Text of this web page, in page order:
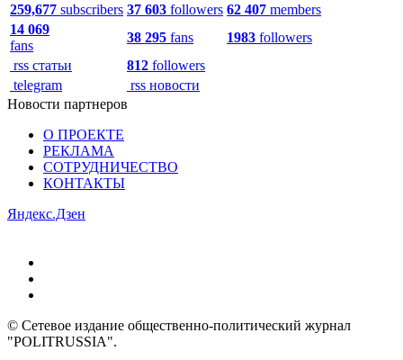
259,677 subscribers 37 603 followers 62 407 members
14 069
fans
38 295 fans 1983 followers
rss статьи
812 followers
telegram
rss новости
Новости партнеров
О ПРОЕКТЕ
РЕКЛАМА
СОТРУДНИЧЕСТВО
КОНТАКТЫ
Яндекс.Дзен
© Сетевое издание общественно-политический журнал
"POLITRUSSIA".